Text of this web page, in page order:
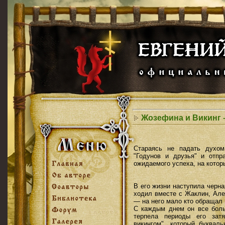
Жозефина и Викинг
Стараясь не падать
"Годунов и друзья" и
ожидаемого успеха, на
В его жизни наступила
ходил вместе с Жаклин,
— на него мало кто обращал
С каждым днем он все
терпела периоды его